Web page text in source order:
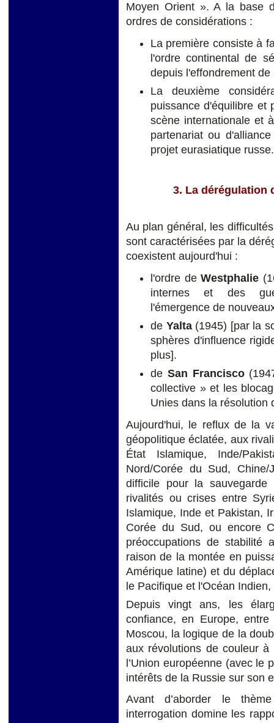
Moyen Orient ». A la base
ordres de considérations :
La première consiste à
l'ordre continental de
depuis l'effondrement de
La deuxième
puissance d'équilibre et
scène internationale et
partenariat ou
projet eurasiatique russe.
3. La dérégulation
Au plan général, les
sont caractérisées par la
coexistent aujourd'hui :
l'ordre deWestphalie
internes et des
l'émergence de
de Yalta(1945) [par la
sphères d'influence
plus].
de San Francisco
collective » et les
Unies dans la résolution
Aujourd'hui, le reflux de la
géopolitique éclatée, aux
État Islamique, Inde/
Nord/Corée du Sud,
difficile pour la
rivalités ou crises entre
Islamique, Inde et Pakistan,
Corée du Sud, ou encore
préoccupations de stabilité
raison de la montée en
Amérique latine) et du
le Pacifique et l'Océan
Depuis vingt ans, les
confiance, en Europe,
Moscou, la logique de la
aux révolutions de couleur à
l’Union européenne (avec
intérêts de la Russie sur son
Avant d’aborder le
interrogation domine les